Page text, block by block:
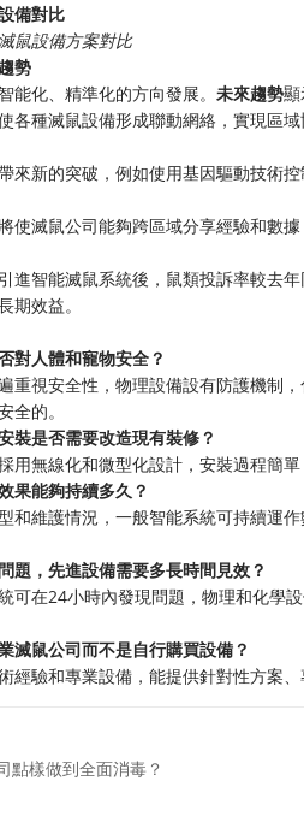
備對比
鼠設備方案對比
勢
能化、精準化的方向發展。 未來趨勢顯
各種滅鼠設備形成聯動網絡，實現區
來新的突破，例如使用基因驅動技術
使滅鼠公司能夠跨區域分享經驗和數
進智能滅鼠系統後，鼠類投訴率較去
期效益。
對人體和寵物安全？
重視安全性，物理設備設有防護機制
全的。
裝是否需要改造現有裝修？
用無線化和微型化設計，安裝過程簡
果能夠持續多久？
和維護情況，一般智能系統可持續運
題，先進設備需要多長時間見效？
可在24小時內發現問題，物理和化學
滅鼠公司而不是自行購買設備？
經驗和專業設備，能提供針對性方案
點樣做到全面消毒？